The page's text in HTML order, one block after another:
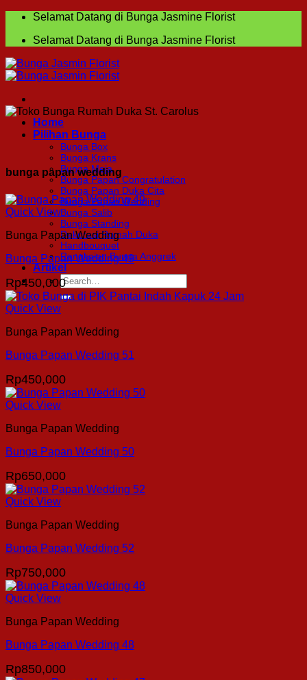
Skip
content
Selamat Datang di Bunga Jasmine Florist
Selamat Datang di Bunga Jasmine Florist
Home
Pilihan Bunga
Bunga Box
Bunga Krans
Bunga Meja
Bunga Papan Congratulation
Bunga Papan Duka Cita
Bunga Papan Wedding
Bunga Salib
Bunga Standing
Dekorasi Rumah Duka
Handbouquet
Rangkaian Bunga Anggrek
Artikel
Search
for:
bunga papan wedding
Quick View
Bunga Papan Wedding
Bunga Papan Wedding 49
Rp450,000
Quick View
Bunga Papan Wedding
Bunga Papan Wedding 51
Rp450,000
Quick View
Bunga Papan Wedding
Bunga Papan Wedding 50
Rp650,000
Quick View
Bunga Papan Wedding
Bunga Papan Wedding 52
Rp750,000
Quick View
Bunga Papan Wedding
Bunga Papan Wedding 48
Rp850,000